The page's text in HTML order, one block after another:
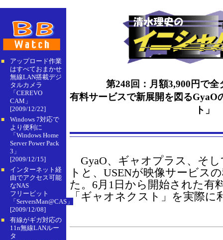
■
アップロード作業
はすべておまかせ
無線LAN搭載デジ
タルカメラ
「CEREVO
CAM」
[2009/12/22]
■
Windows 7対応で
より便利に
「Windows Home
Server Power Pack
3」
[2009/12/15]
■
インターネット経
由でアクセス可能
なNAS
フリービット
「ServersMan@CAS」
[2009/12/08]
■
有線がギガ対応の
11n無線LANルー
タ
第248回：月額3,900円で
有料サービスで新展開を図るGyaO
ト」
GyaO、ギャオプラス、そ
トと、USENが映像サービス
た。6月1日から開始された有
「ギャオネクスト」を実際に